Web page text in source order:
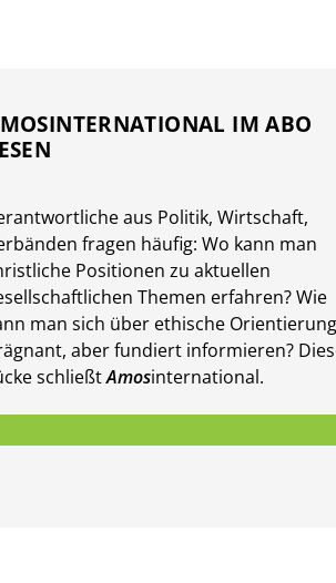
IM ABO
aus Politik, Wirtschaft,
fragen häufig: Wo kann man
Positionen zu aktuellen
Themen er­fahren? Wie
man sich über ethische
aber fundiert in­for­mieren?
schließtAmosinternational.